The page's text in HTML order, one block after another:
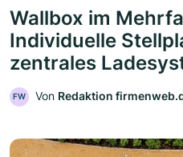
Wallbox im
Individuelle
zentrales
FW Von Redaktion